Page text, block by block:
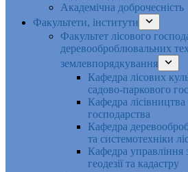
Академічна доброчесність
Факультети, інститути
Факультет лісового
деревооброблювальних
землевпорядкування
Кафедра лісових
садово-паркового
Кафедра
господарства
Кафедра
та системотехніки
Кафедра управління
геодезії та кадастру